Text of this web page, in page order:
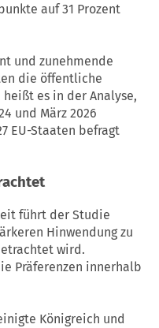
auf 31 Prozent
und zunehmende
die öffentliche
es in der Analyse,
und März 2026
EU-Staaten befragt
führt der Studie
Hinwendung zu
wird.
Präferenzen innerhalb
Königreich und